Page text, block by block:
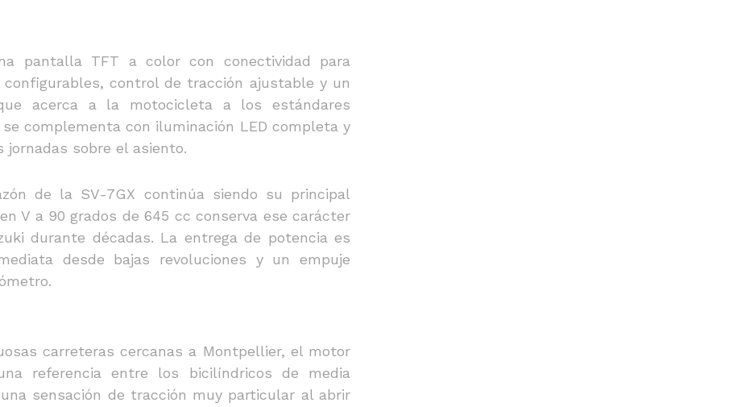
pantalla TFT a color con conectividad para
control de tracción ajustable y un
acerca a la motocicleta a los estándares
complementa con iluminación LED completa y
jornadas sobre el asiento.
de la SV-7GX continúa siendo su principal
V a 90 grados de 645 cc conserva ese carácter
durante décadas. La entrega de potencia es
desde bajas revoluciones y un empuje
carreteras cercanas a Montpellier, el motor
referencia entre los bicilíndricos de media
sensación de tracción muy particular al abrir